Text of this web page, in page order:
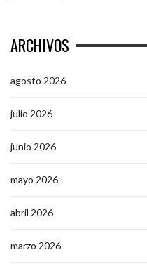
ARCHIVOS
agosto 2026
julio 2026
junio 2026
mayo 2026
abril 2026
marzo 2026